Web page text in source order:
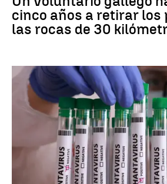
cinco años a retirar los
las rocas de 30